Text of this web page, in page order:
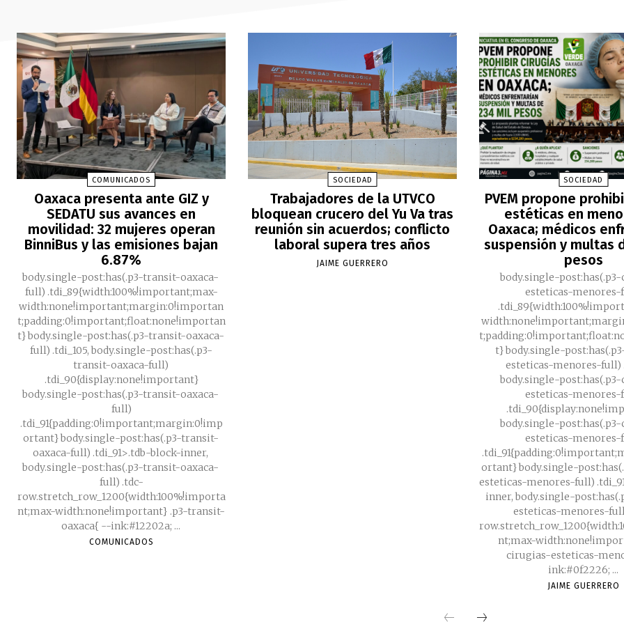
COMUNICADOS
Oaxaca presenta ante GIZ y
SEDATU sus avances en
movilidad: 32 mujeres operan
BinniBus y las emisiones bajan
6.87%
body.single-post:has(.p3-transit-oaxaca-
full) .tdi_89{width:100%!important;max-
width:none!important;margin:0!importan
t;padding:0!important;float:none!importan
t} body.single-post:has(.p3-transit-oaxaca-
full) .tdi_105, body.single-post:has(.p3-
transit-oaxaca-full)
.tdi_90{display:none!important}
body.single-post:has(.p3-transit-oaxaca-
full)
.tdi_91{padding:0!important;margin:0!imp
ortant} body.single-post:has(.p3-transit-
oaxaca-full) .tdi_91>.tdb-block-inner,
body.single-post:has(.p3-transit-oaxaca-
full) .tdc-
row.stretch_row_1200{width:100%!importa
nt;max-width:none!important} .p3-transit-
oaxaca{ --ink:#12202a; ...
COMUNICADOS
SOCIEDAD
Trabajadores de la UTVCO
bloquean crucero del Yu Va tras
reunión sin acuerdos; conflicto
laboral supera tres años
JAIME GUERRERO
SOCIEDAD
PVEM propone
estéticas en
Oaxaca; médicos
suspensión y multas
pesos
body.single-
esteticas-
t} body.single-
esteticas-menores-full)
body.single-
esteticas-
body.single-
esteticas-
ortant} body.single-
esteticas-menores-full)
inner, body.single-
esteticas-menores-
nt;max-
cirugias-esteticas-
ink:#0f2226; ...
JAIME GUERRERO